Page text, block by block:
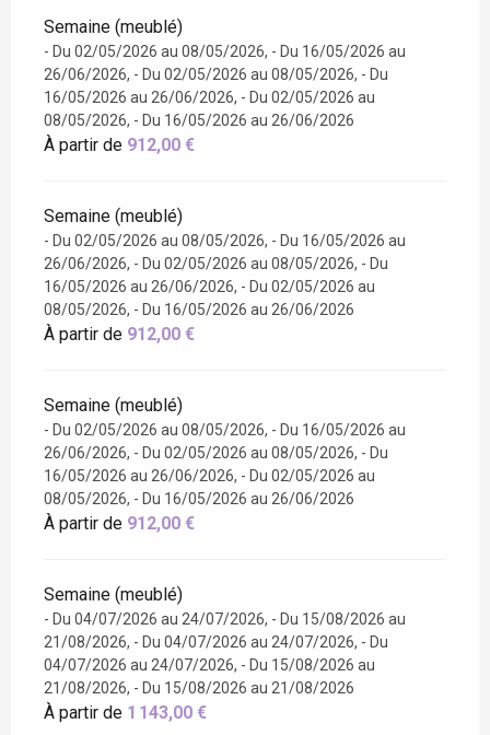
Semaine (meublé)
- Du 02/05/2026 au 08/05/2026, - Du 16/05/2026 au
26/06/2026, - Du 02/05/2026 au 08/05/2026, - Du
16/05/2026 au 26/06/2026, - Du 02/05/2026 au
08/05/2026, - Du 16/05/2026 au 26/06/2026
À partir de 912,00 €
Semaine (meublé)
- Du 02/05/2026 au 08/05/2026, - Du 16/05/2026 au
26/06/2026, - Du 02/05/2026 au 08/05/2026, - Du
16/05/2026 au 26/06/2026, - Du 02/05/2026 au
08/05/2026, - Du 16/05/2026 au 26/06/2026
À partir de 912,00 €
Semaine (meublé)
- Du 02/05/2026 au 08/05/2026, - Du 16/05/2026 au
26/06/2026, - Du 02/05/2026 au 08/05/2026, - Du
16/05/2026 au 26/06/2026, - Du 02/05/2026 au
08/05/2026, - Du 16/05/2026 au 26/06/2026
À partir de 912,00 €
Semaine (meublé)
- Du 04/07/2026 au 24/07/2026, - Du 15/08/2026 au
21/08/2026, - Du 04/07/2026 au 24/07/2026, - Du
04/07/2026 au 24/07/2026, - Du 15/08/2026 au
21/08/2026, - Du 15/08/2026 au 21/08/2026
À partir de 1 143,00 €